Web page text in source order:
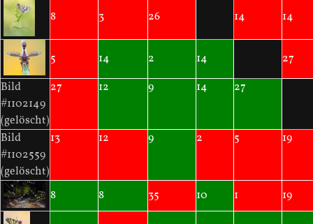
8 3 26 14 14
5 14 2 14
27
Bild
#1102149
(gelöscht)
27 12 9 14 27
Bild
#1102559
(gelöscht)
13 12 9 2 5 19
8 8 35 10 1 19